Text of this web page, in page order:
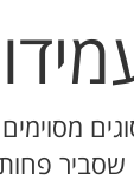
שסביר